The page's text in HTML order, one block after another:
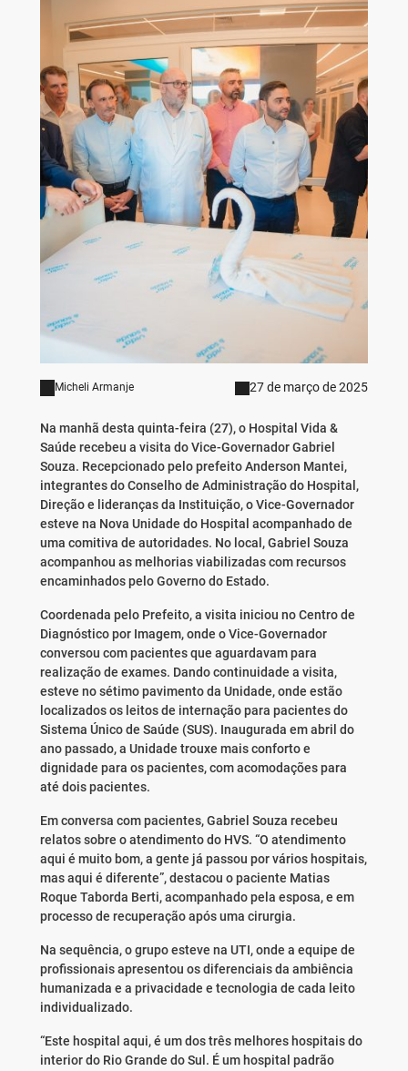
Micheli Armanje 27 de março de 2025
Na manhã desta quinta-feira (27), o Hospital Vida &
Saúde recebeu a visita do Vice-Governador Gabriel
Souza. Recepcionado pelo prefeito Anderson Mantei,
integrantes do Conselho de Administração do Hospital,
Direção e lideranças da Instituição, o Vice-Governador
esteve na Nova Unidade do Hospital acompanhado de
uma comitiva de autoridades. No local, Gabriel Souza
acompanhou as melhorias viabilizadas com recursos
encaminhados pelo Governo do Estado.
Coordenada pelo Prefeito, a visita iniciou no Centro de
Diagnóstico por Imagem, onde o Vice-Governador
conversou com pacientes que aguardavam para
realização de exames. Dando continuidade a visita,
esteve no sétimo pavimento da Unidade, onde estão
localizados os leitos de internação para pacientes do
Sistema Único de Saúde (SUS). Inaugurada em abril do
ano passado, a Unidade trouxe mais conforto e
dignidade para os pacientes, com acomodações para
até dois pacientes.
Em conversa com pacientes, Gabriel Souza recebeu
relatos sobre o atendimento do HVS. “O atendimento
aqui é muito bom, a gente já passou por vários hospitais,
mas aqui é diferente”, destacou o paciente Matias
Roque Taborda Berti, acompanhado pela esposa, e em
processo de recuperação após uma cirurgia.
Na sequência, o grupo esteve na UTI, onde a equipe de
profissionais apresentou os diferenciais da ambiência
humanizada e a privacidade e tecnologia de cada leito
individualizado.
“Este hospital aqui, é um dos três melhores hospitais do
interior do Rio Grande do Sul. É um hospital padrão